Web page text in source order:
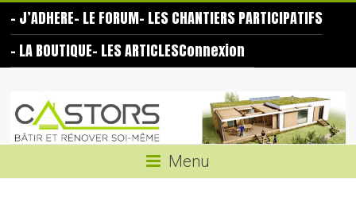
content
– J’ADHERE– LE FORUM– LES CHANTIERS PARTICIPATIFS
– LA BOUTIQUE– LES ARTICLESConnexion
Castors
Menu